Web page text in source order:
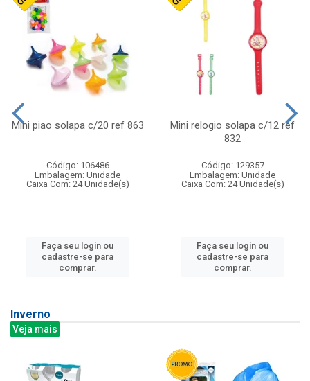
Mini piao solapa c/20 ref 863
Código: 106486
Embalagem: Unidade
Caixa Com: 24 Unidade(s)
Faça seu login ou
cadastre-se para
comprar.
Mini relogio solapa c/12 ref
832
Código: 129357
Embalagem: Unidade
Caixa Com: 24 Unidade(s)
Faça seu login ou
cadastre-se para
comprar.
Inverno
Veja mais